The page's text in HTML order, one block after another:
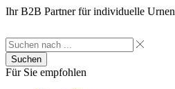
Ihr B2B Partner für individuelle Urnen
Suchen
Für Sie empfohlen